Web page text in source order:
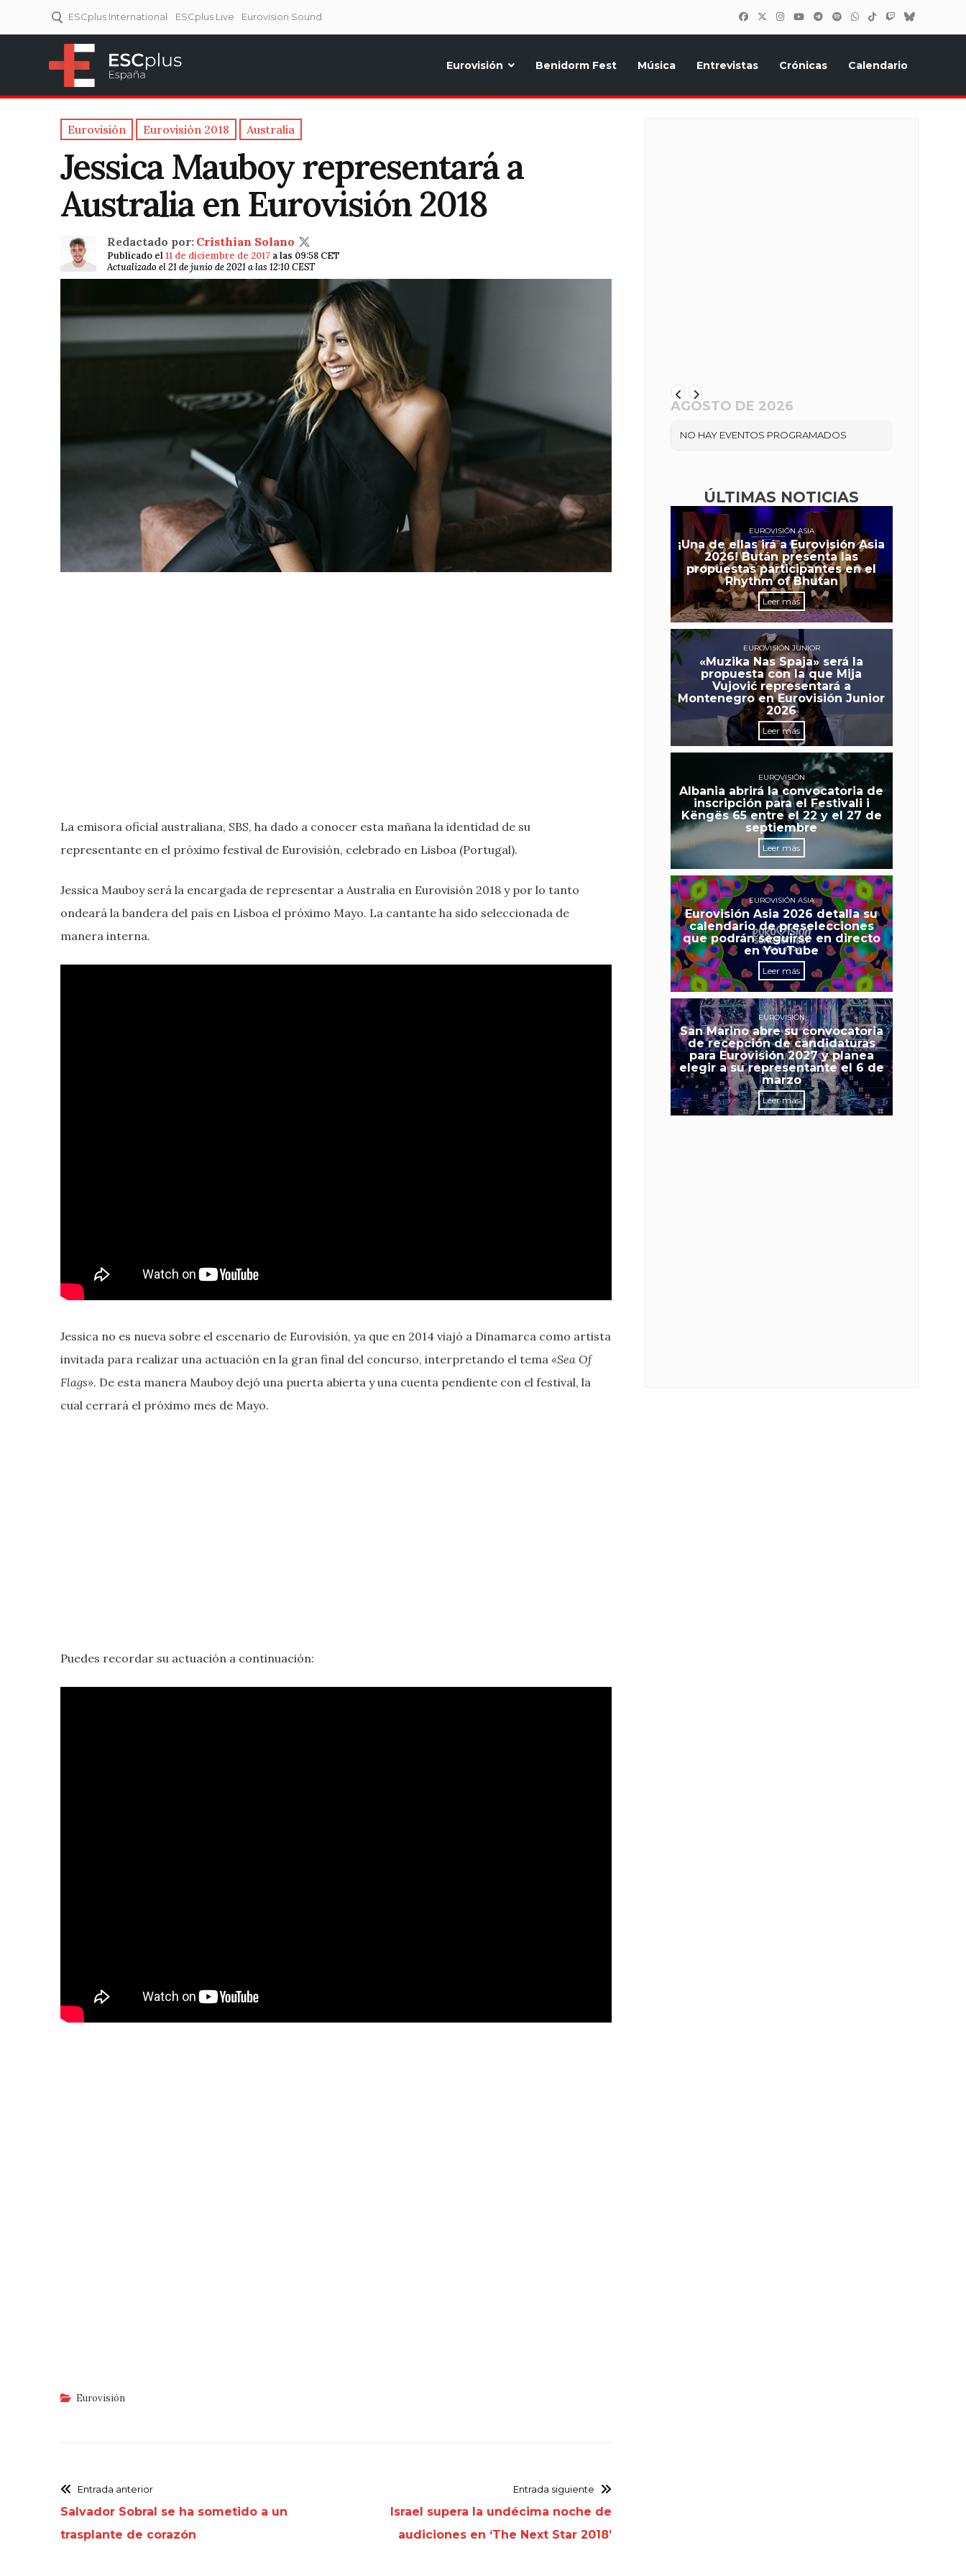
ESCplus International ESCplus Live Eurovision Sound
Eurovisión Benidorm Fest Música Entrevistas Crónicas Calendario
Eurovisión Eurovisión 2018 Australia
Jessica Mauboy representará a
Australia en Eurovisión 2018
Redactado por: Cristhian Solano
Publicado el11 de diciembre de 2017 a las 09:58 CET
Actualizado el 21 de junio de 2021 a las 12:10 CEST
La emisora oficial australiana, SBS, ha dado a conocer esta mañana la identidad de su
representante en el próximo festival de Eurovisión, celebrado en Lisboa (Portugal).
Jessica Mauboy será la encargada de representar a Australia en Eurovisión 2018 y por lo tanto
ondeará la bandera del país en Lisboa el próximo Mayo. La cantante ha sido seleccionada de
manera interna.
Jessica no es nueva sobre el escenario de Eurovisión, ya que en 2014 viajó a Dinamarca como artista
invitada para realizar una actuación en la gran final del concurso, interpretando el tema «Sea Of
Flags». De esta manera Mauboy dejó una puerta abierta y una cuenta pendiente con el festival, la
cual cerrará el próximo mes de Mayo.
Puedes recordar su actuación a continuación:
Eurovisión
Entrada anterior
Salvador Sobral se ha sometido a un
trasplante de corazón
Entrada siguiente
Israel supera la undécima noche de
audiciones en ‘The Next Star 2018’
AGOSTO DE 2026
NO HAY EVENTOS PROGRAMADOS
ÚLTIMAS NOTICIAS
EUROVISIÓN ASIA
¡Una de ellas irá a Eurovisión Asia
2026! Bután presenta las
propuestas participantes en el
Rhythm of Bhutan
Leer más
EUROVISIÓN JUNIOR
«Muzika Nas Spaja» será la
propuesta con la que Mija
Vujović representará a
Montenegro en Eurovisión Junior
2026
Leer más
EUROVISIÓN
Albania abrirá la convocatoria de
inscripción para el Festivali i
Këngës 65 entre el 22 y el 27 de
septiembre
Leer más
EUROVISIÓN ASIA
Eurovisión Asia 2026 detalla su
calendario de preselecciones
que podrán seguirse en directo
en YouTube
Leer más
EUROVISIÓN
San Marino abre su convocatoria
de recepción de candidaturas
para Eurovisión 2027 y planea
elegir a su representante el 6 de
marzo
Leer más